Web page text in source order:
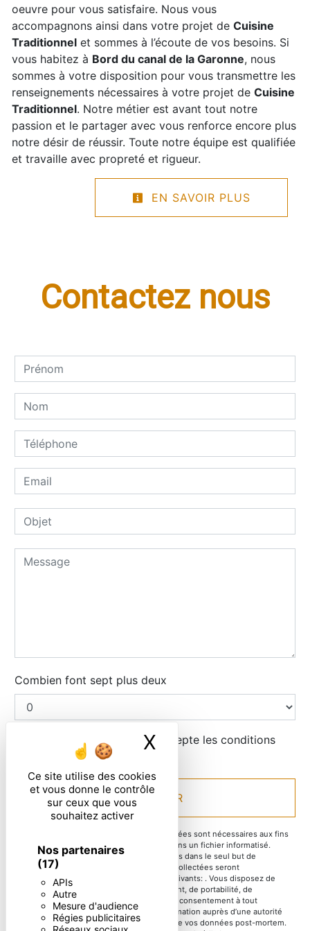
Ce site utilise des cookies
et vous donne le contrôle
sur ceux que vous
souhaitez activer
Nos partenaires
(17)
APIs
Autre
Mesure d'audience
Régies publicitaires
X Masquer le
oeuvre pour vous satisfaire. Nous vous
accompagnons ainsi dans votre projet de Cuisine
Traditionnel et sommes à l’écoute de vos besoins. Si
vous habitez à Bord du canal de la Garonne, nous
sommes à votre disposition pour vous transmettre les
renseignements nécessaires à votre projet de Cuisine
Traditionnel. Notre métier est avant tout notre
passion et le partager avec vous renforce encore plus
notre désir de réussir. Toute notre équipe est qualifiée
et travaille avec propreté et rigueur.
EN SAVOIR PLUS
Contactez nous
Combien font sept plus deux
En cochant cette case, j'accepte les conditions
particulières ci-dessous **
ENVOYER
** Les données personnelles communiquées sont nécessaires aux fins
de vous contacter et sont enregistrées dans un fichier informatisé.
Elles sont destinées à et ses sous-traitants dans le seul but de
répondre à votre message. Les données collectées seront
communiquées aux seuls destinataires suivants: . Vous disposez de
droits d’accès, de rectification, d’effacement, de portabilité, de
limitation, d’opposition, de retrait de votre consentement à tout
moment et du droit d’introduire une réclamation auprès d’une autorité
de contrôle, ainsi que d’organiser le sort de vos données post-mortem.